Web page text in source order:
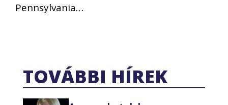
Pennsylvania…
TOVÁBBI HÍREK